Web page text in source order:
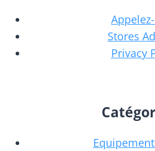
Stores
Privacy